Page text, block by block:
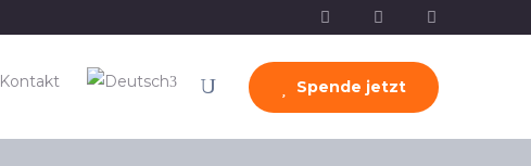
Kontakt Spende jetzt